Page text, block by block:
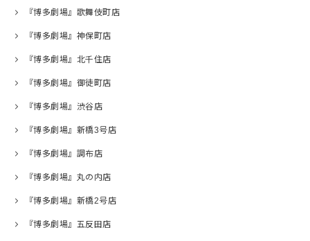
『博多劇場』歌舞伎町店
『博多劇場』神保町店
『博多劇場』北千住店
『博多劇場』御徒町店
『博多劇場』渋谷店
『博多劇場』新橋3号店
『博多劇場』調布店
『博多劇場』丸の内店
『博多劇場』新橋2号店
『博多劇場』五反田店